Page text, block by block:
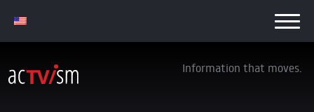
Information that moves.